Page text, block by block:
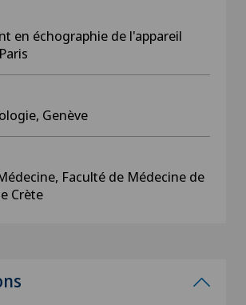
en échographie de l'appareil
Genève
Faculté de Médecine de
Crète